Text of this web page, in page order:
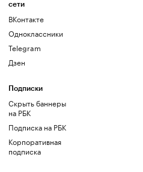
сети
ВКонтакте
Одноклассники
Telegram
Дзен
Подписки
Скрыть баннеры
на РБК
Подписка на РБК
Корпоративная
подписка